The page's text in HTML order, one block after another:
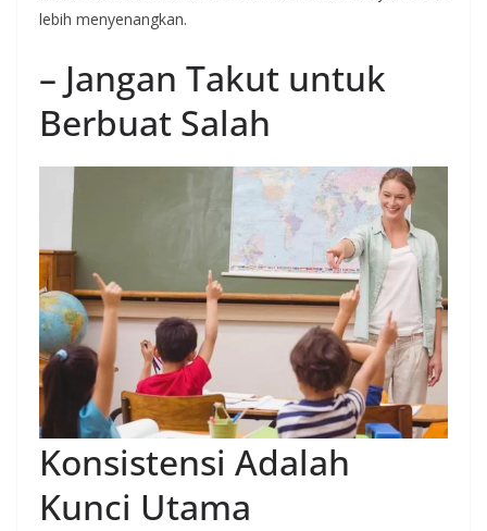
lebih menyenangkan.
– Jangan Takut untuk
Berbuat Salah
Konsistensi Adalah
Kunci Utama